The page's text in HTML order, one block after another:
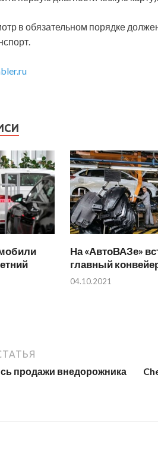
в обязательном порядке
На «АвтоВАЗе»
главный
04.10.2021
продажи внедорожника